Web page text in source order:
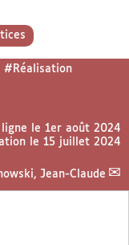
#Réalisation
le 1er août 2024
le 15 juillet 2024
Jean-Claude